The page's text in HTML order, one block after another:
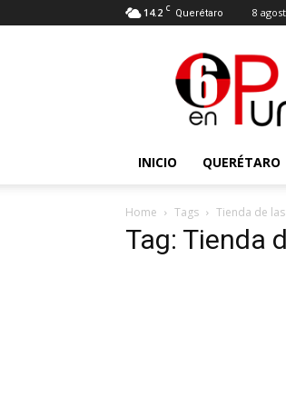
14.2 C Querétaro 8
INICIO QUERÉTARO
Home Tags Tienda de
Tag: Tienda